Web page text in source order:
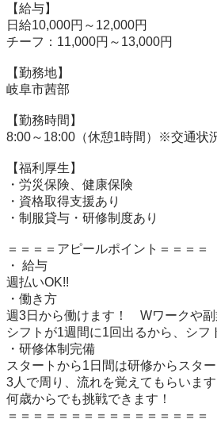
【給与】
日給10,000円～12,000円
チーフ：11,000円～13,000円
【勤務地】
岐阜市茜部
【勤務時間】
8:00～18:00（休憩1時間）※交通状
【福利厚生】
・労災保険、健康保険
・資格取得支援あり
・制服貸与・研修制度あり
＝＝＝＝アピールポイント＝＝＝＝
・ 給与
週払いOK!!
・働き方
週3日から働けます！　Wワークや副
シフトが1週間に1回出るから、シフ
・研修体制完備
スタートから1日間は研修からスター
3人で周り、流れを覚えてもらいます
何歳からでも挑戦できます！
＝＝＝＝＝＝＝＝＝＝＝＝＝＝＝＝